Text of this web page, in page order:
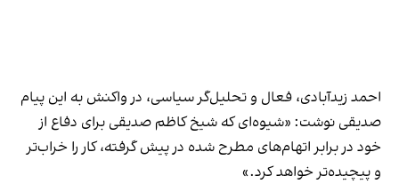
احمد زیدآبادی، فعال و تحلیل‌گر سیاسی، در واکنش به این پیام
صدیقی نوشت: «شیوه‌ای که شیخ کاظم صدیقی برای دفاع از
خود در برابر اتهام‌های مطرح شده در پیش گرفته، کار را خراب‌تر
و پیچیده‌تر خواهد کرد.»